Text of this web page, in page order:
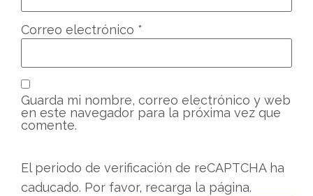
Correo electrónico *
Guarda mi nombre, correo electrónico y web
en este navegador para la próxima vez que
comente.
El periodo de verificación de reCAPTCHA ha
caducado. Por favor, recarga la página.